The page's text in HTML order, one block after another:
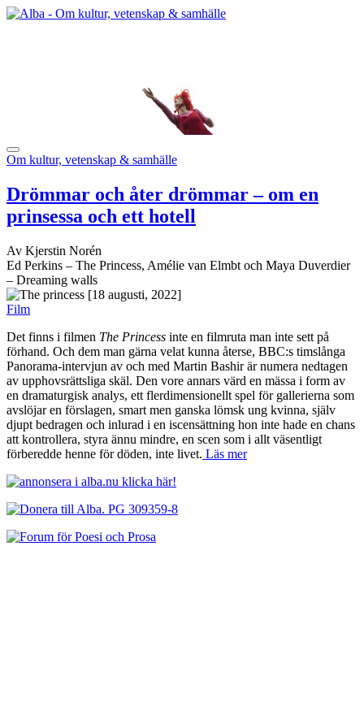
Om kultur, vetenskap & samhälle
Drömmar och åter drömmar – om en
prinsessa och ett hotell
Av Kjerstin Norén
Ed Perkins – The Princess, Amélie van Elmbt och Maya Duverdier
– Dreaming walls
[18 augusti, 2022]
Film
Det finns i filmen The Princess inte en filmruta man inte sett på
förhand. Och dem man gärna velat kunna återse, BBC:s timslånga
Panorama-intervjun av och med Martin Bashir är numera nedtagen
av upphovsrättsliga skäl. Den vore annars värd en mässa i form av
en dramaturgisk analys, ett flerdimensionellt spel för gallerierna som
avslöjar en förslagen, smart men ganska lömsk ung kvinna, själv
djupt bedragen och inlurad i en iscensättning hon inte hade en chans
att kontrollera, styra ännu mindre, en scen som i allt väsentligt
förberedde henne för döden, inte livet. Läs mer